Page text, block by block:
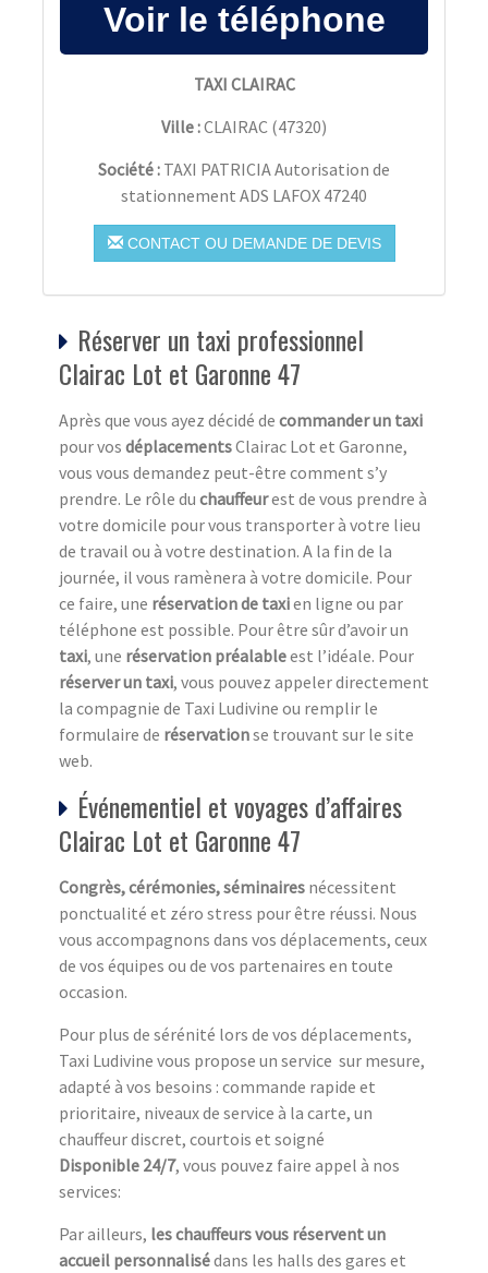
TAXI CLAIRAC
Ville :CLAIRAC (47320)
Société : TAXI PATRICIA Autorisation de
stationnement ADS LAFOX 47240
CONTACT OU DEMANDE DE DEVIS
Réserver un taxi professionnel
Clairac Lot et Garonne 47
Après que vous ayez décidé de commander un taxi
pour vos déplacementsClairac Lot et Garonne,
vous vous demandez peut-être comment s’y
prendre. Le rôle du chauffeurest de vous prendre à
votre domicile pour vous transporter à votre lieu
de travail ou à votre destination. A la fin de la
journée, il vous ramènera à votre domicile. Pour
ce faire, une réservation de taxien ligne ou par
téléphone est possible. Pour être sûr d’avoir un
taxi, une réservation préalableest l’idéale. Pour
réserver un taxi, vous pouvez appeler directement
la compagnie de Taxi Ludivine ou remplir le
formulaire de réservationse trouvant sur le site
web.
Événementiel et voyages d’affaires
Clairac Lot et Garonne 47
Congrès, cérémonies, séminaires nécessitent
ponctualité et zéro stress pour être réussi. Nous
vous accompagnons dans vos déplacements, ceux
de vos équipes ou de vos partenaires en toute
occasion.
Pour plus de sérénité lors de vos déplacements,
Taxi Ludivine vous propose un service sur mesure,
adapté à vos besoins : commande rapide et
prioritaire, niveaux de service à la carte, un
chauffeur discret, courtois et soigné
Disponible 24/7, vous pouvez faire appel à nos
services:
Par ailleurs, les chauffeurs vous réservent un
accueil personnalisédans les halls des gares et